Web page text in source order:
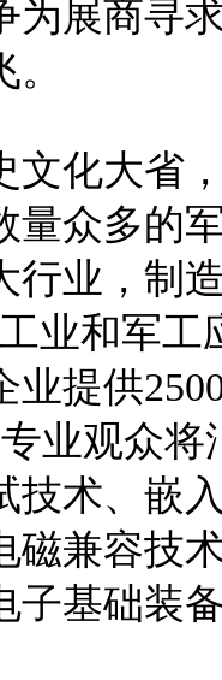
为展商寻
文化大省
量众多的
行业，制
业和军
业提供
业观众
技术、嵌
磁兼容技
子基础装